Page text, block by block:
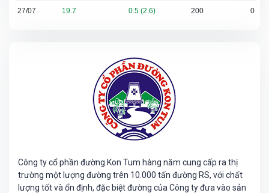
27/07 19.7 0.5 (2.6) 200 0
Công ty cổ phần đường Kon Tum hàng năm cung cấp ra thị
trường một lượng đường trên 10.000 tấn đường RS, với chất
lượng tốt và ổn định, đặc biệt đường của Công ty đưa vào sản